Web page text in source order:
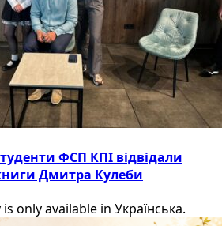
ФСП КПІ відвідали
Дмитра Кулеби
only available in Українська.